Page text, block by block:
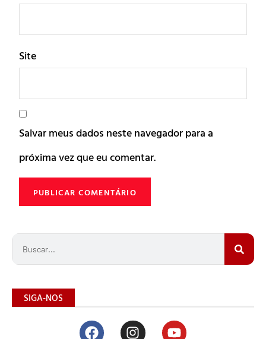
Site
Salvar meus dados neste navegador para a
próxima vez que eu comentar.
SIGA-NOS